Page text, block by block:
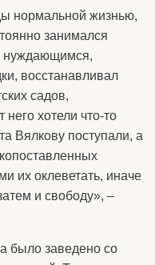
нормальной жизнью,
занимался
нуждающимся,
восстанавливал
садов,
него хотели что-то
Вялкову поступали, а
их оклеветать, иначе
и свободу», –
было заведено со